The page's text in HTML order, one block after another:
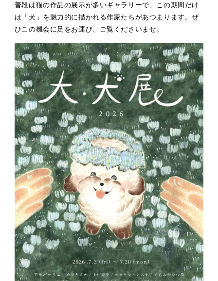
普段は猫の作品の展示が多いギャラリーで、この期間だけ
は「犬」を魅力的に描かれる作家たちがあつまります。ぜ
ひこの機会に足をお運び、ご覧くださいませ。